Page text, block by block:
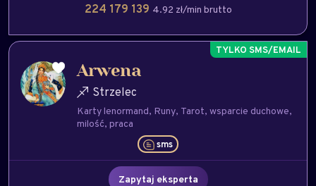
224 179 139 4.92 zł/min brutto
Arwena
Strzelec
Karty lenormand Runy Tarot wsparcie duchowe
milość praca
sms
Zapytaj eksperta